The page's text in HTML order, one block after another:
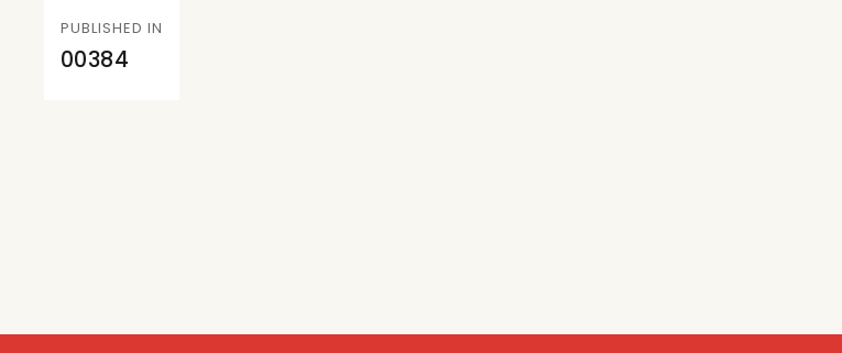
de
entradas
PUBLISHED IN
00384